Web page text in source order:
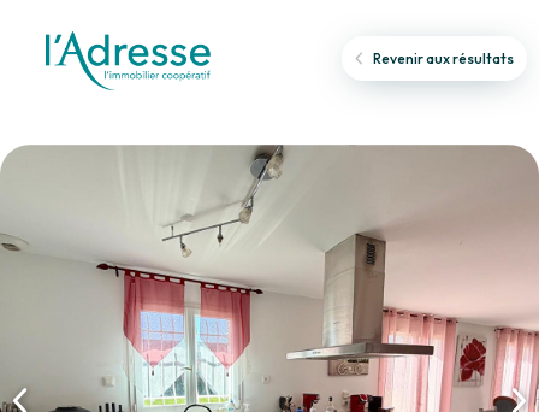
Revenir aux résultats